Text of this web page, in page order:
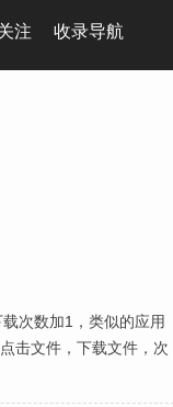
注 收录导航
次数加1，类似的应用
击文件，下载文件，次